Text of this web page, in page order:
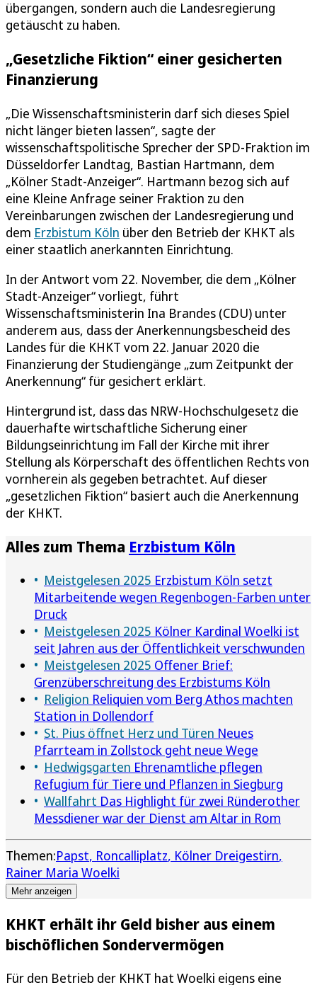
übergangen, sondern auch die Landesregierung
getäuscht zu haben.
„Gesetzliche Fiktion“ einer gesicherten
Finanzierung
„Die Wissenschaftsministerin darf sich dieses Spiel
nicht länger bieten lassen“, sagte der
wissenschaftspolitische Sprecher der SPD-Fraktion im
Düsseldorfer Landtag, Bastian Hartmann, dem
„Kölner Stadt-Anzeiger“. Hartmann bezog sich auf
eine Kleine Anfrage seiner Fraktion zu den
Vereinbarungen zwischen der Landesregierung und
dem Erzbistum Köln über den Betrieb der KHKT als
einer staatlich anerkannten Einrichtung.
In der Antwort vom 22. November, die dem „Kölner
Stadt-Anzeiger“ vorliegt, führt
Wissenschaftsministerin Ina Brandes (CDU) unter
anderem aus, dass der Anerkennungsbescheid des
Landes für die KHKT vom 22. Januar 2020 die
Finanzierung der Studiengänge „zum Zeitpunkt der
Anerkennung“ für gesichert erklärt.
Hintergrund ist, dass das NRW-Hochschulgesetz die
dauerhafte wirtschaftliche Sicherung einer
Bildungseinrichtung im Fall der Kirche mit ihrer
Stellung als Körperschaft des öffentlichen Rechts von
vornherein als gegeben betrachtet. Auf dieser
„gesetzlichen Fiktion“ basiert auch die Anerkennung
der KHKT.
Alles zum Thema Erzbistum Köln
Meistgelesen 2025 Erzbistum Köln setzt
Mitarbeitende wegen Regenbogen-Farben unter
Druck
Meistgelesen 2025 Kölner Kardinal Woelki ist
seit Jahren aus der Öffentlichkeit verschwunden
Meistgelesen 2025 Offener Brief:
Grenzüberschreitung des Erzbistums Köln
Religion Reliquien vom Berg Athos machten
Station in Dollendorf
St. Pius öffnet Herz und Türen Neues
Pfarrteam in Zollstock geht neue Wege
Hedwigsgarten Ehrenamtliche pflegen
Refugium für Tiere und Pflanzen in Siegburg
Wallfahrt Das Highlight für zwei Ründerother
Messdiener war der Dienst am Altar in Rom
Themen:Papst Roncalliplatz Kölner Dreigestirn
Rainer Maria Woelki
Mehr anzeigen
KHKT erhält ihr Geld bisher aus einem
bischöflichen Sondervermögen
Für den Betrieb der KHKT hat Woelki eigens eine